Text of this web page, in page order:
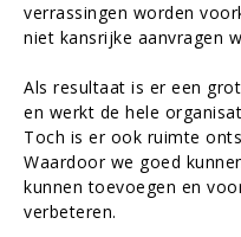
verrassingen worden
niet kansrijke aanvragen
Als resultaat is er een
en werkt de hele
Toch is er ook ruimte
Waardoor we goed
kunnen toevoegen en
verbeteren.